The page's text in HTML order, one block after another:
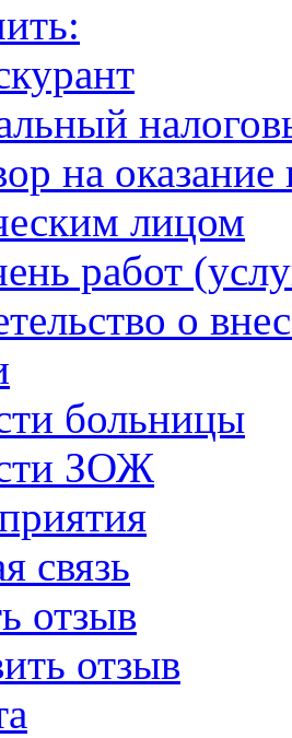
на
лицом
работ
о
больницы
ЗОЖ
связь
отзыв
отзыв